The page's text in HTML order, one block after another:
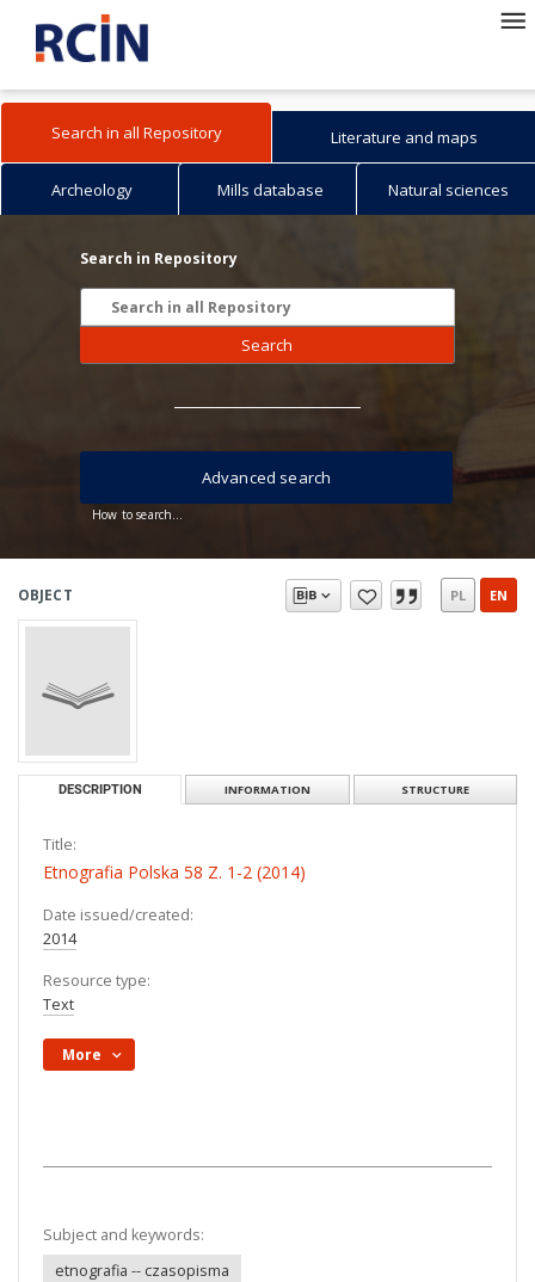
Search in all Repository Literature and maps
Archeology Mills database Natural sciences
Search in Repository
Search
How to search...
Advanced search
OBJECT PL EN
DESCRIPTION INFORMATION STRUCTURE
Title:
Etnografia Polska 58 Z. 1-2 (2014)
Date issued/created:
2014
Resource type:
Text
More
Subject and keywords:
etnografia -- czasopisma